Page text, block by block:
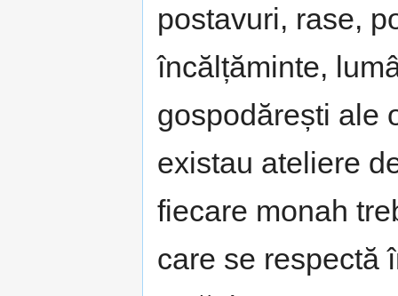
postavuri, rase,
încălțăminte,
gospodărești ale
existau ateliere
fiecare monah
care se respectă